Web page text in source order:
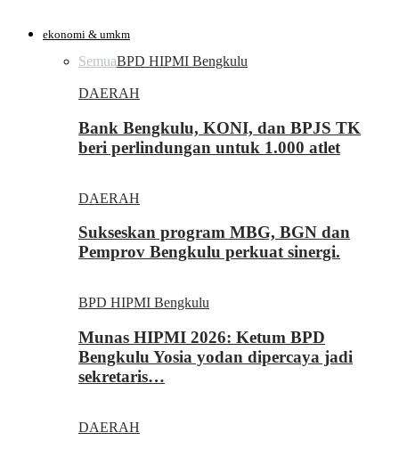
ekonomi & umkm
SemuaBPD HIPMI Bengkulu
DAERAH
Bank Bengkulu, KONI, dan BPJS TK
beri perlindungan untuk 1.000 atlet
DAERAH
Sukseskan program MBG, BGN dan
Pemprov Bengkulu perkuat sinergi.
BPD HIPMI Bengkulu
Munas HIPMI 2026: Ketum BPD
Bengkulu Yosia yodan dipercaya jadi
sekretaris…
DAERAH